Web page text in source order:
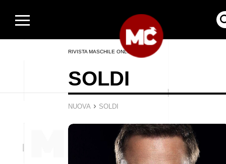
RIVISTA MASCHILE ONLINE
SOLDI
NUOVA › SOLDI